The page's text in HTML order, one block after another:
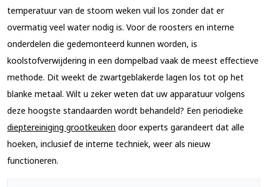
temperatuur van de stoom weken vuil los zonder dat er
overmatig veel water nodig is. Voor de roosters en interne
onderdelen die gedemonteerd kunnen worden, is
koolstofverwijdering in een dompelbad vaak de meest effectieve
methode. Dit weekt de zwartgeblakerde lagen los tot op het
blanke metaal. Wilt u zeker weten dat uw apparatuur volgens
deze hoogste standaarden wordt behandeld? Een periodieke
dieptereiniging grootkeuken door experts garandeert dat alle
hoeken, inclusief de interne techniek, weer als nieuw
functioneren.